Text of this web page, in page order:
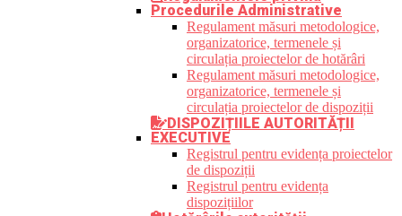
Procedurile Administrative
Regulament măsuri metodologice,
organizatorice, termenele și
circulația proiectelor de hotărâri
Regulament măsuri metodologice,
organizatorice, termenele și
circulația proiectelor de dispoziții
DISPOZIȚIILE AUTORITĂȚII
EXECUTIVE
Registrul pentru evidența proiectelor
de dispoziții
Registrul pentru evidența
dispozițiilor